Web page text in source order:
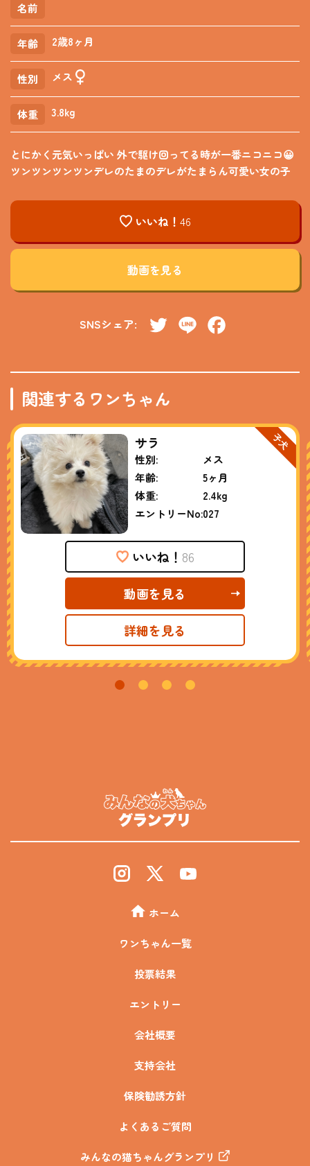
名前
年齢 2歳8ヶ月
性別 メス
体重 3.8kg
とにかく元気いっぱい 外で駆け回ってる時が一番ニコニコ😀
ツンツンツンツンデレのたまのデレがたまらん可愛い女の子
いいね！ 46
動画を見る
SNSシェア: TwitterLine
関連するワンちゃん
サラ
性別:
メス
年齢:
5ヶ月
体重:
2.4kg
エントリーNo:027
いいね！ 86
動画を見る
詳細を見る
ホーム
ワンちゃん一覧
投票結果
エントリー
会社概要
支持会社
保険勧誘方針
よくあるご質問
みんなの猫ちゃんグランプリ